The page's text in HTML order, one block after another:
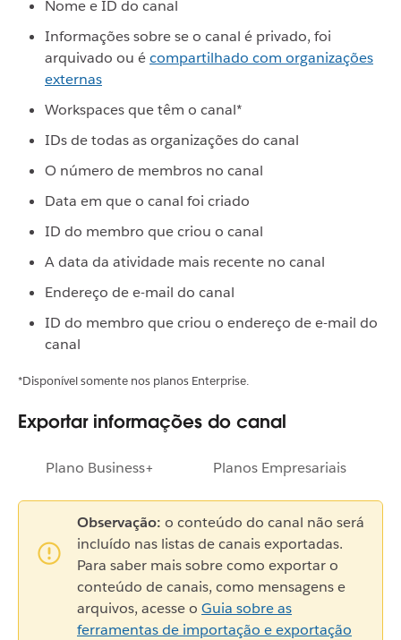
Nome e ID do canal
Informações sobre se o canal é privado, foi
arquivado ou écompartilhado com organizações
externas
Workspaces que têm o canal*
IDs de todas as organizações do canal
O número de membros no canal
Data em que o canal foi criado
ID do membro que criou o canal
A data da atividade mais recente no canal
Endereço de e-mail do canal
ID do membro que criou o endereço de e-mail do
canal
*Disponível somente nos planos Enterprise.
Exportar informações do canal
Plano Business+ Planos Empresariais
Observação: o conteúdo do canal não será
incluído nas listas de canais exportadas.
Para saber mais sobre como exportar o
conteúdo de canais, como mensagens e
arquivos, acesse o Guia sobre as
ferramentas de importação e exportação